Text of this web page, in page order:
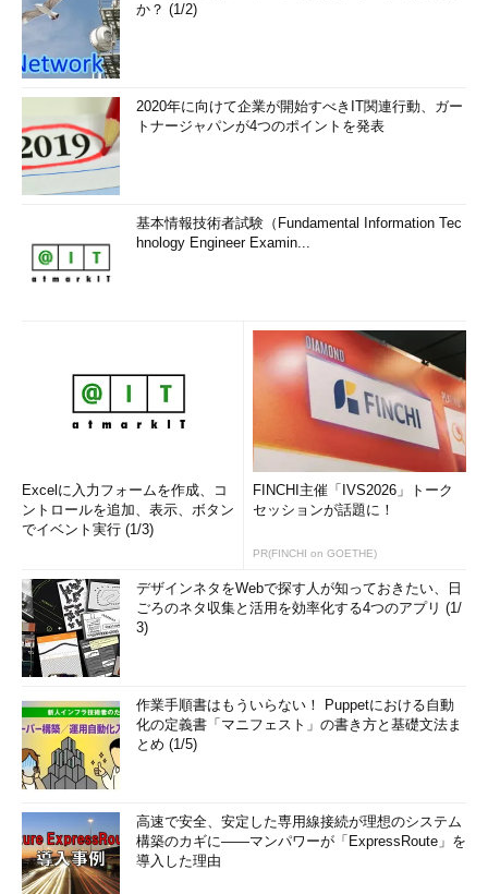
か？ (1/2)
2020年に向けて企業が開始すべきIT関連行動、ガー
トナージャパンが4つのポイントを発表
基本情報技術者試験（Fundamental Information Tec
hnology Engineer Examin...
Excelに入力フォームを作成、コ
ントロールを追加、表示、ボタン
でイベント実行 (1/3)
FINCHI主催「IVS2026」トーク
セッションが話題に！
PR(FINCHI on GOETHE)
デザインネタをWebで探す人が知っておきたい、日
ごろのネタ収集と活用を効率化する4つのアプリ (1/
3)
作業手順書はもういらない！ Puppetにおける自動
化の定義書「マニフェスト」の書き方と基礎文法ま
とめ (1/5)
高速で安全、安定した専用線接続が理想のシステム
構築のカギに――マンパワーが「ExpressRoute」を
導入した理由